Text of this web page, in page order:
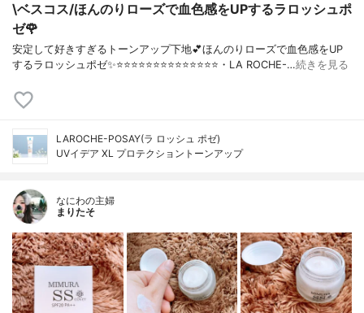
\ベスコス/ほんのりローズで血色感をUPするラロッシュポ
ゼ🌹
安定して好きすぎるトーンアップ下地💕ほんのりローズで血色感をUP
するラロッシュポゼ✨⭐️⭐️⭐️⭐️⭐️⭐️⭐️⭐️⭐️⭐️⭐️⭐️⭐️⭐️・LA ROCHE-…続きを見る
LAROCHE-POSAY(ラ ロッシュ ポゼ)
UVイデア XL プロテクショントーンアップ
なにわの主婦
まりたそ